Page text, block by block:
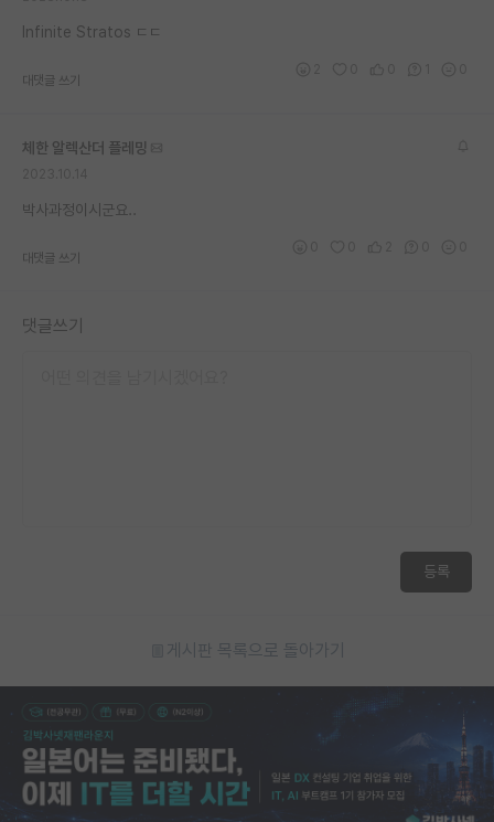
Infinite Stratos ㄷㄷ
대댓글 쓰기
체한 알렉산더 플레밍
박사과정이시군요..
대댓글 쓰기
댓글쓰기
등록
게시판 목록으로 돌아가기